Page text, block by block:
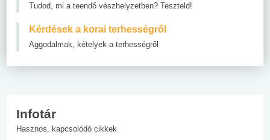
Tudod, mi a teendő vészhelyzetben? Teszteld!
Kérdések a korai terhességről
Aggodalmak, kételyek a terhességről
Infotár
Hasznos, kapcsolódó cikkek